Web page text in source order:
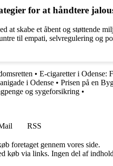
for at håndtere
at skabe et åbent og
til empati, selvregulering og
• E-cigaretter i Odense:
i Odense • Prisen på en
og sygeforsikring •
RSS
foretaget gennem vores side.
via links. Ingen del af